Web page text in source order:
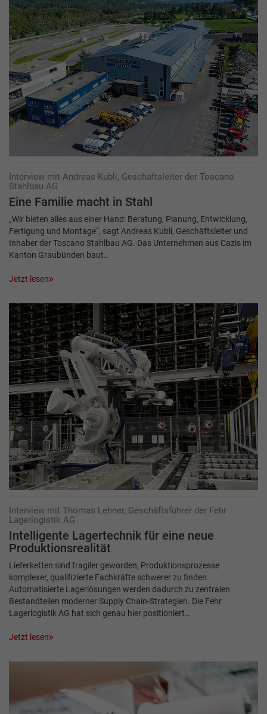
Interview mit Andreas Kubli, Geschäftsleiter der Toscano
Stahlbau AG
Eine Familie macht in Stahl
„Wir bieten alles aus einer Hand: Beratung, Planung, Entwicklung,
Fertigung und Montage“, sagt Andreas Kubli, Geschäftsleiter und
Inhaber der Toscano Stahlbau AG. Das Unternehmen aus Cazis im
Kanton Graubünden baut…
Jetzt lesen
Interview mit Thomas Lehner, Geschäftsführer der Fehr
Lagerlogistik AG
Intelligente Lagertechnik für eine neue
Produktionsrealität
Lieferketten sind fragiler geworden, Produktionsprozesse
komplexer, qualifizierte Fachkräfte schwerer zu finden.
Automatisierte Lagerlösungen werden dadurch zu zentralen
Bestandteilen moderner Supply Chain-Strategien. Die Fehr
Lagerlogistik AG hat sich genau hier positioniert…
Jetzt lesen